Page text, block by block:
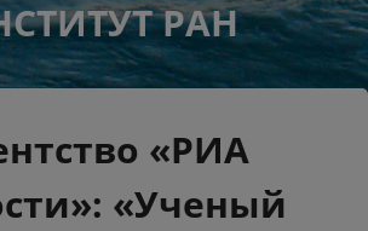
РАН
«РИА
«Ученый